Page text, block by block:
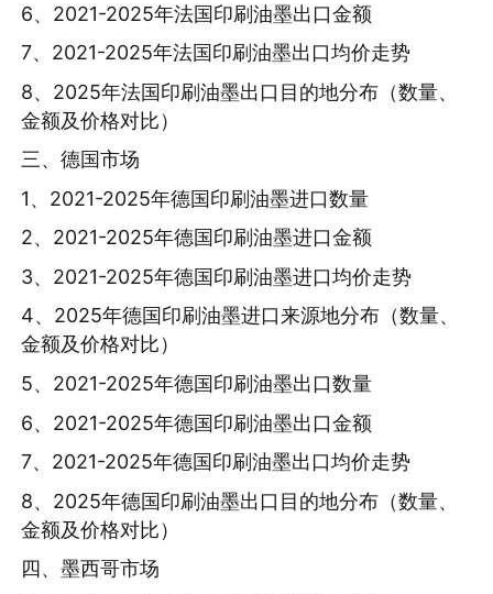
6、2021-2025年法国印刷油墨出口金额
7、2021-2025年法国印刷油墨出口均价走势
8、2025年法国印刷油墨出口目的地分布（数量、
金额及价格对比）
三、德国市场
1、2021-2025年德国印刷油墨进口数量
2、2021-2025年德国印刷油墨进口金额
3、2021-2025年德国印刷油墨进口均价走势
4、2025年德国印刷油墨进口来源地分布（数量、
金额及价格对比）
5、2021-2025年德国印刷油墨出口数量
6、2021-2025年德国印刷油墨出口金额
7、2021-2025年德国印刷油墨出口均价走势
8、2025年德国印刷油墨出口目的地分布（数量、
金额及价格对比）
四、墨西哥市场